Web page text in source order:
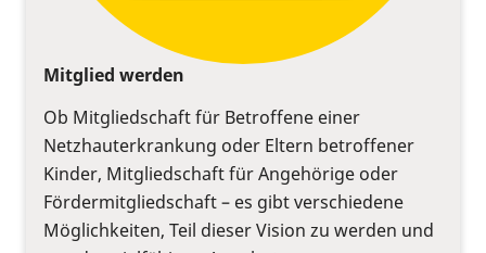
Mitglied werden
Ob Mitgliedschaft für Betroffene einer
Netzhauterkrankung oder Eltern betroffener
Kinder, Mitgliedschaft für Angehörige oder
Fördermitgliedschaft – es gibt verschiedene
Möglichkeiten, Teil dieser Vision zu werden und